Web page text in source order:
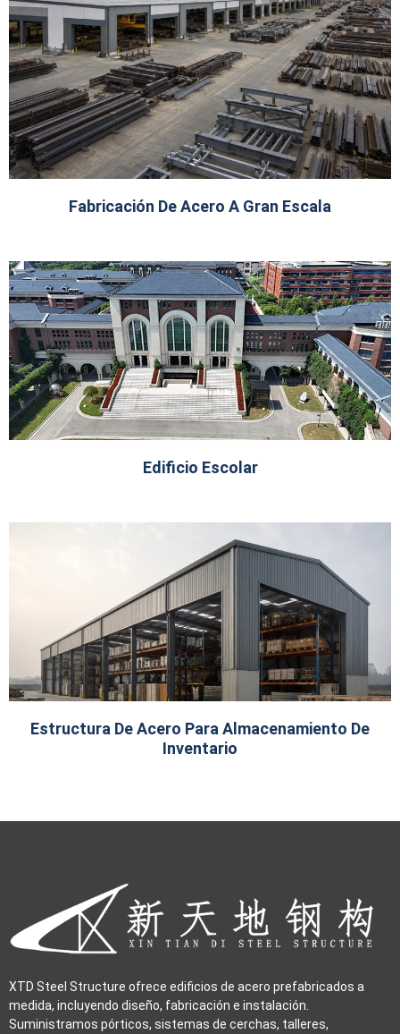
Fabricación De Acero A Gran Escala
Edificio Escolar
Estructura De Acero Para Almacenamiento De
Inventario
XTD Steel Structure ofrece edificios de acero prefabricados a
medida, incluyendo diseño, fabricación e instalación.
Suministramos pórticos, sistemas de cerchas, talleres,